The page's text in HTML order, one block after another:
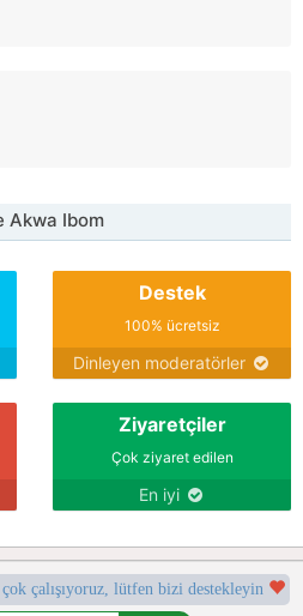
Akwa Ibom
Destek
100% ücretsiz
Dinleyen moderatörler
Ziyaretçiler
Çok ziyaret edilen
En iyi
çalışıyoruz, lütfen bizi destekleyin